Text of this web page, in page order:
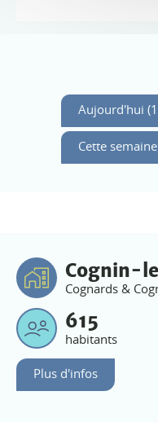
Aujourd'hui
Cette
Cognin-
Cognards &
615
habitants
Plus d'infos